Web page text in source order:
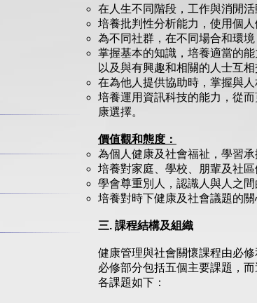
在人生不同階段，工作與消閒
培養批判性分析能力，使用個
為不同社群，在不同場合和環
掌握基本的知識，培養適當的
以及與有興趣和相關的人士互相
在為他人提供協助時，掌握與人
培養運用資訊科技的能力，從
康選擇。
價值觀和態度：
為個人健康及社會福祉，學習
培養對家庭、學校、朋輩及社
學會尊重別人，認識人與人之
培養對時下健康及社會議題的
三. 課程結構及組織
健康管理與社會關懷課程由必修
必修部分包括五個主要課題，
各課題如下：